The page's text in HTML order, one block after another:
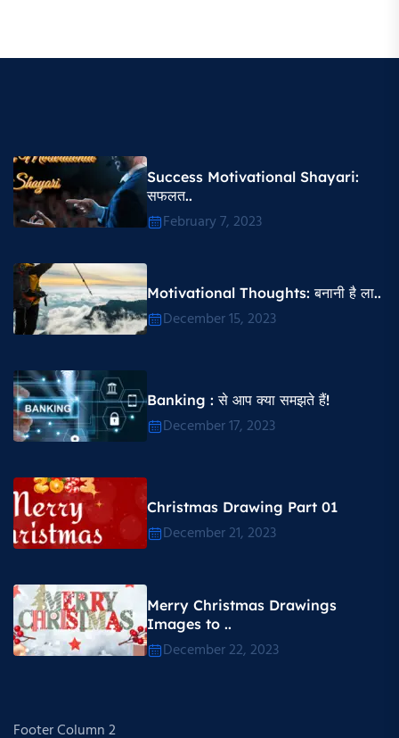
Success Motivational Shayari​:
सफलत..
February 7, 2023
Motivational Thoughts​: बनानी है ला..
December 15, 2023
Banking : से आप क्या समझते हैं!
December 17, 2023
Christmas Drawing Part 01
December 21, 2023
Merry Christmas Drawings
Images to ..
December 22, 2023
Footer Column 2